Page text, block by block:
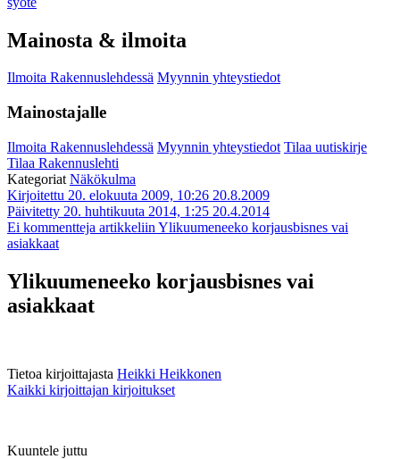
Mainosta & ilmoita
Ilmoita Rakennuslehdessä Myynnin yhteystiedot
Mainostajalle
Ilmoita Rakennuslehdessä Myynnin yhteystiedot Tilaa uutiskirje
Tilaa Rakennuslehti
Kategoriat Näkökulma
Kirjoitettu 20. elokuuta 2009, 10:26 20.8.2009
Päivitetty 20. huhtikuuta 2014, 1:25 20.4.2014
Ei kommentteja artikkeliin Ylikuumeneeko korjausbisnes vai
asiakkaat
Ylikuumeneeko korjausbisnes vai
asiakkaat
Tietoa kirjoittajasta Heikki Heikkonen
Kaikki kirjoittajan kirjoitukset
Kuuntele juttu